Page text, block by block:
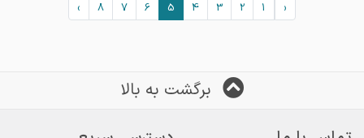
‹
1
2
3
4
5
6
7
8
›
برگشت به بالا